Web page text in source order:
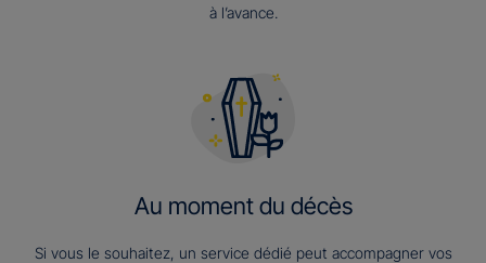
à l’avance.
Au moment du décès
Si vous le souhaitez, un service dédié peut accompagner vos